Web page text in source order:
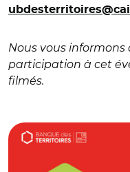
Nous vous
participation à cet
filmés.